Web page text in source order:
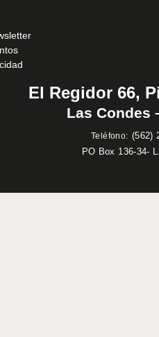
El Regidor 66,
Las Condes
Teléfono: (562)
PO Box 136-34-